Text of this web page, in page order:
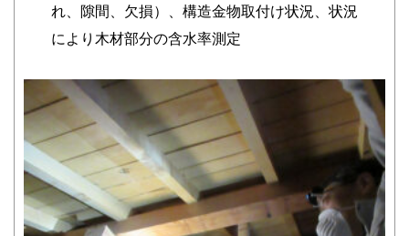
れ、隙間、欠損）、構造金物取付け状況、状況
により木材部分の含水率測定